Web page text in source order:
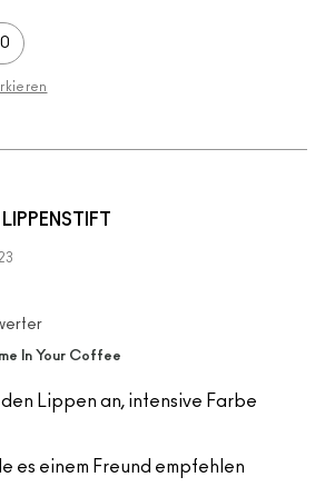
0
In Your Coffee
Lippen an, intensive Farbe
es einem Freund empfehlen